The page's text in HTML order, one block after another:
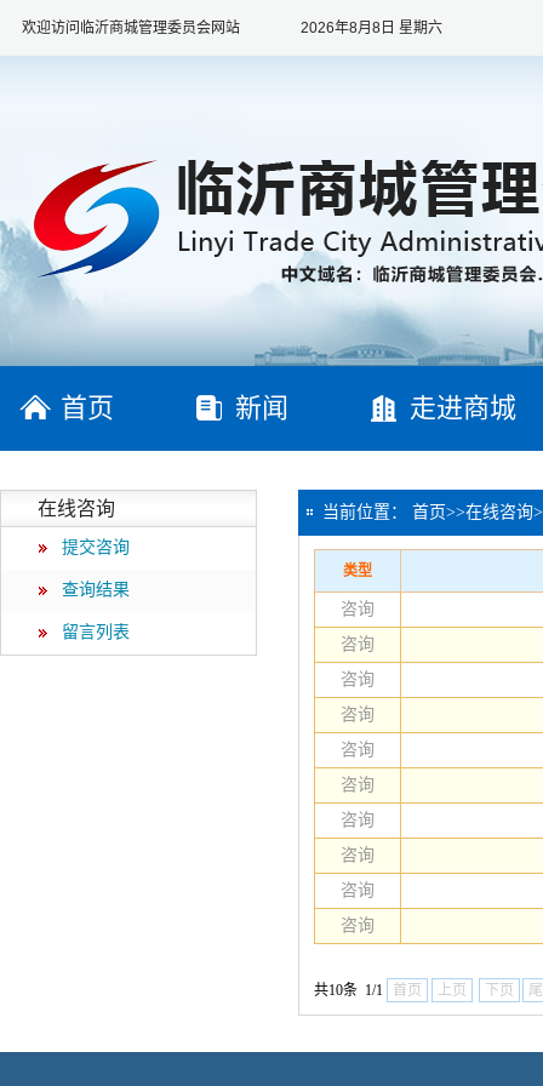
欢迎访问临沂商城管理委员会网站 2026年8月8日 星期六
首页 新闻 走进商城
在线咨询
提交咨询
查询结果
留言列表
当前位置： 首页>>在线咨询
类型
咨询
咨询
咨询
咨询
咨询
咨询
咨询
咨询
咨询
咨询
共10条 1/1 首页 上页 下页